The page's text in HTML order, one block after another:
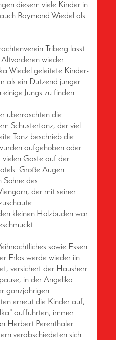
diesem viele Kinder in
Raymond Wiedel als
Triberg lässt
Altvorderen wieder
Wiedel geleitete Kinder-
als ein Dutzend junger
einige Jungs zu finden
überraschten die
Schustertanz, der viel
Tanz beschrieb die
aufgehoben oder
vielen Gäste auf der
Große Augen
Söhne des
der mit seiner
kleinen Holzbuden war
sowie Essen
Erlös werde wieder iin
versichert der Hausherr.
in der Angelika
ganzjährigen
erneut die Kinder auf,
aufführten, immer
Herbert Perenthaler.
verabschiedeten sich